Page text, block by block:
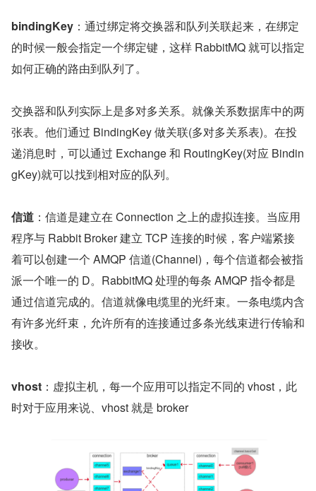
bindingKey ：通过绑定将交换器和队列关联起来，在绑定
的时候一般会指定一个绑定键，这样 RabbitMQ 就可以指定
如何正确的路由到队列了。
交换器和队列实际上是多对多关系。就像关系数据库中的两
张表。他们通过 BindingKey 做关联(多对多关系表)。在投
递消息时，可以通过 Exchange 和 RoutingKey(对应 Bindin
gKey)就可以找到相对应的队列。
信道 ：信道是建立在 Connection 之上的虚拟连接。当应用
程序与 Rabbit Broker 建立 TCP 连接的时候，客户端紧接
着可以创建一个 AMQP 信道(Channel)，每个信道都会被指
派一个唯一的 D。RabbitMQ 处理的每条 AMQP 指令都是
通过信道完成的。信道就像电缆里的光纤束。一条电缆内含
有许多光纤束，允许所有的连接通过多条光线束进行传输和
接收。
vhost ：虚拟主机，每一个应用可以指定不同的 vhost，此
时对于应用来说、vhost 就是 broker